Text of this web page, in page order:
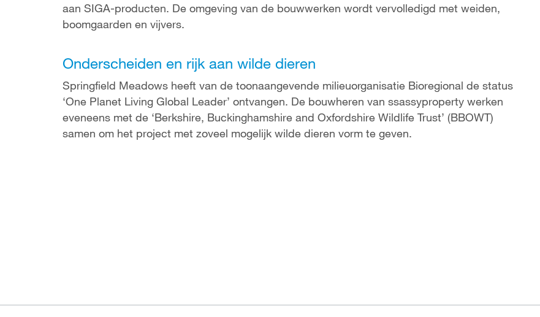
aan SIGA-producten. De omgeving van de bouwwerken wordt vervolledigd met weiden,
boomgaarden en vijvers.
Onderscheiden en rijk aan wilde dieren
Springfield Meadows heeft van de toonaangevende milieuorganisatie Bioregional de status
‘One Planet Living Global Leader’ ontvangen. De bouwheren van ssassyproperty werken
eveneens met de ‘Berkshire, Buckinghamshire and Oxfordshire Wildlife Trust’ (BBOWT)
samen om het project met zoveel mogelijk wilde dieren vorm te geven.